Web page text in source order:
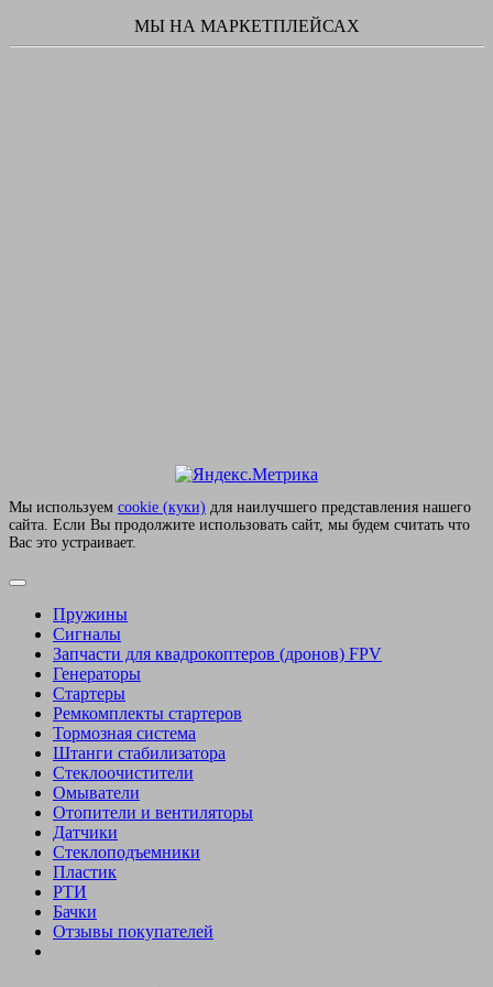
МЫ НА МАРКЕТПЛЕЙСАХ
Мы используем сookie (куки) для наилучшего представления нашего
сайта. Если Вы продолжите использовать сайт, мы будем считать что
Вас это устраивает.
Пружины
Сигналы
Запчасти для квадрокоптеров (дронов) FPV
Генераторы
Стартеры
Ремкомплекты стартеров
Тормозная система
Штанги стабилизатора
Стеклоочистители
Омыватели
Отопители и вентиляторы
Датчики
Стеклоподъемники
Пластик
РТИ
Бачки
Отзывы покупателей